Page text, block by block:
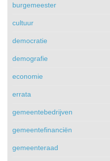
burgemeester
cultuur
democratie
demografie
economie
errata
gemeentebedrijven
gemeentefinanciën
gemeenteraad